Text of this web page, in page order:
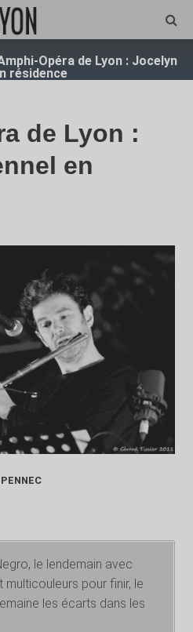
Opéra de Lyon : Jocelyn
résidence
de Lyon :
en
le lendemain avec
pour finir, le
les écarts dans les